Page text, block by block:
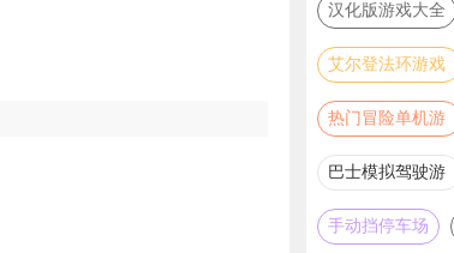
汉化版游戏大全
艾尔登法环游戏
辅助合集
热门冒险单机游
戏合集
巴士模拟驾驶游
戏合集
手动挡停车场